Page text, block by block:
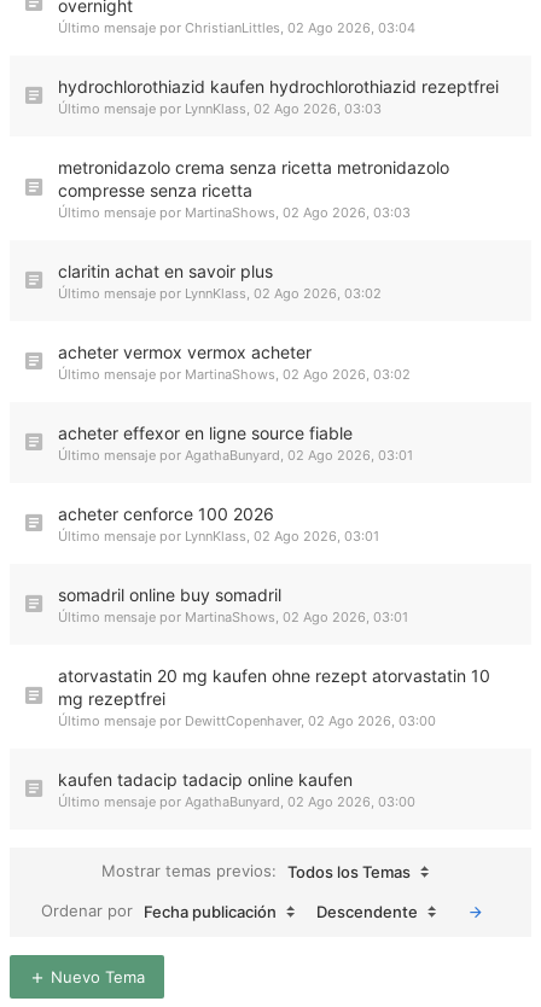
overnight
Último mensaje por ChristianLittles, 02 Ago 2026, 03:04
hydrochlorothiazid kaufen hydrochlorothiazid rezeptfrei
Último mensaje por LynnKlass, 02 Ago 2026, 03:03
metronidazolo crema senza ricetta metronidazolo
compresse senza ricetta
Último mensaje por MartinaShows, 02 Ago 2026, 03:03
claritin achat en savoir plus
Último mensaje por LynnKlass, 02 Ago 2026, 03:02
acheter vermox vermox acheter
Último mensaje por MartinaShows, 02 Ago 2026, 03:02
acheter effexor en ligne source fiable
Último mensaje por AgathaBunyard, 02 Ago 2026, 03:01
acheter cenforce 100 2026
Último mensaje por LynnKlass, 02 Ago 2026, 03:01
somadril online buy somadril
Último mensaje por MartinaShows, 02 Ago 2026, 03:01
atorvastatin 20 mg kaufen ohne rezept atorvastatin 10
mg rezeptfrei
Último mensaje por DewittCopenhaver, 02 Ago 2026, 03:00
kaufen tadacip tadacip online kaufen
Último mensaje por AgathaBunyard, 02 Ago 2026, 03:00
Mostrar temas previos:
Todos los Temas
Ordenar por
Fecha publicación Descendente
Nuevo Tema